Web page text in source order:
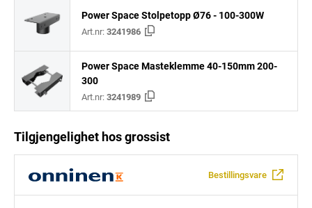
Power Space Stolpetopp Ø76 - 100-300W
Art.nr:3241986
Power Space Masteklemme 40-150mm 200-
300
Art.nr:3241989
Tilgjengelighet hos grossist
Bestillingsvare